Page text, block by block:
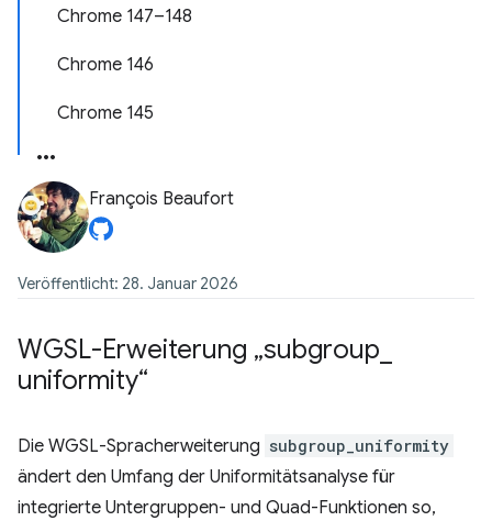
Chrome 147–148
Chrome 146
Chrome 145
François Beaufort
Veröffentlicht: 28. Januar 2026
WGSL-Erweiterung „subgroup
uniformity“
Die WGSL-Spracherweiterung subgroup_uniformity
ändert den Umfang der Uniformitätsanalyse für
integrierte Untergruppen- und Quad-Funktionen so,